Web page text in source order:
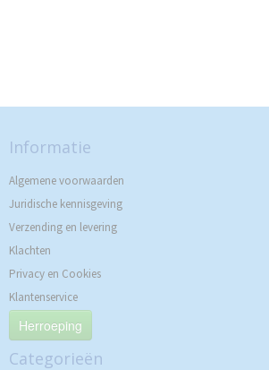
Informatie
Algemene voorwaarden
Juridische kennisgeving
Verzending en levering
Klachten
Privacy en Cookies
Klantenservice
Herroeping
Categorieën